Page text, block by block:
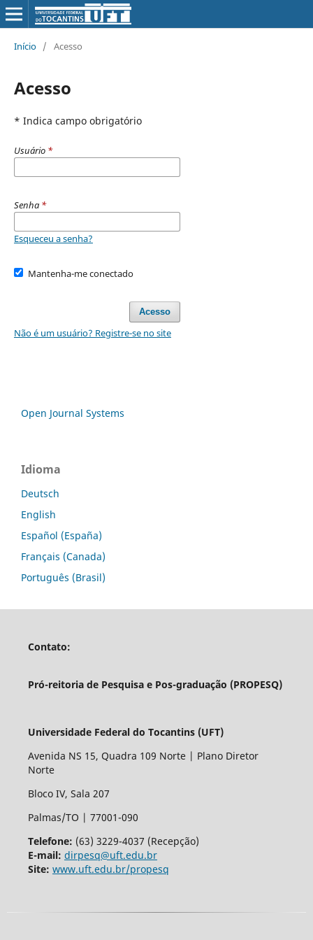
Início / Acesso
Acesso
* Indica campo obrigatório
Usuário *
Senha *
Esqueceu a senha?
Mantenha-me conectado
Acesso
Não é um usuário? Registre-se no site
Open Journal Systems
Idioma
Deutsch
English
Español (España)
Français (Canada)
Português (Brasil)
Contato:
Pró-reitoria de Pesquisa e Pos-graduação (PROPESQ)
Universidade Federal do Tocantins (UFT)
Avenida NS 15, Quadra 109 Norte | Plano Diretor
Norte
Bloco IV, Sala 207
Palmas/TO | 77001-090
Telefone: (63) 3229-4037 (Recepção)
E-mail: dirpesq@uft.edu.br
Site: www.uft.edu.br/propesq